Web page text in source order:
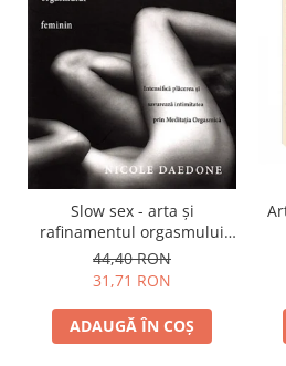
Slow sex - arta şi
rafinamentul orgasmului
feminin
44,40 RON
31,71 RON
ADAUGĂ ÎN COȘ